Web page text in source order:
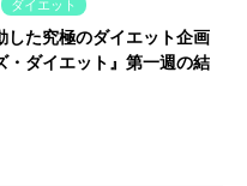
ダイエット
した究極のダイエット企画
・ダイエット』第一週の結